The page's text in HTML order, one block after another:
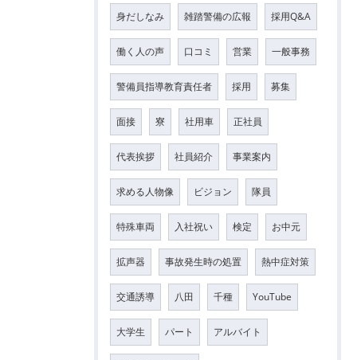
身だしなみ 雑踏警備の広報 採用Q&A
働く人の声 口コミ 営業 一般事務
警備員指導教育責任者 採用 募集
面接 寮 社用車 正社員
代表挨拶 社員紹介 事業案内
求める人物像 ビジョン 隊員
特殊車両 入社祝い 検定 お中元
拡声器 事故発生時の処置 熱中症対策
交通誘導 八田 千種 YouTube
大学生 パート アルバイト